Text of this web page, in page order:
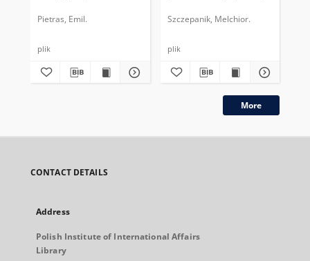
Pietras, Emil.
plik
Szczepanik, Melchior.
plik
More
CONTACT DETAILS
Address
Polish Institute of International Affairs
Library